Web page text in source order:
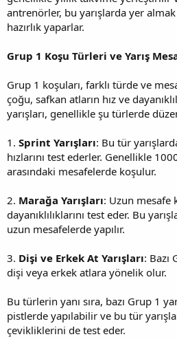
antrenörler, bu yarışlarda yer
hazırlık yaparlar.
Grup 1 Koşu Türleri ve Yarış
Grup 1 koşuları, farklı türde ve
çoğu, safkan atların hız ve
yarışları, genellikle şu türlerde
1. Sprint Yarışları: Bu tür
hızlarını test ederler. Genellikle
arasındaki mesafelerde koşulur.
2. Marağa Yarışları: Uzun mesafe
dayanıklılıklarını test eder. Bu
uzun mesafelerde yapılır.
3. Dişi ve Erkek At Yarışları: Bazı
dişi veya erkek atlara yönelik olur.
Bu türlerin yanı sıra, bazı Grup 1
pistlerde yapılabilir ve bu tür
çevikliklerini de test eder.